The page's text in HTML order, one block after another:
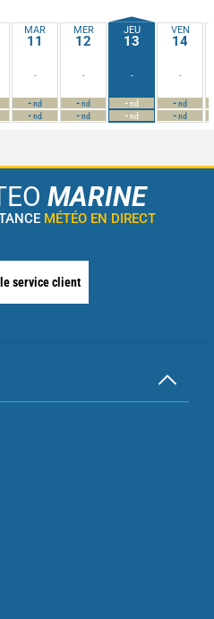
MAR
11
-
-nd
-nd
MER
12
-
-nd
-nd
JEU
13
-
-nd
-nd
VEN
14
-
-nd
-nd
MARINE
MÉTÉO EN DIRECT
service client